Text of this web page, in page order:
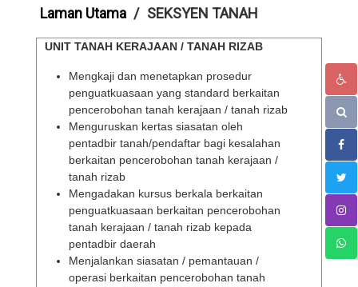
Laman Utama SEKSYEN TANAH
UNIT TANAH KERAJAAN / TANAH RIZAB
Mengkaji dan menetapkan prosedur
penguatkuasaan yang standard berkaitan
pencerobohan tanah kerajaan / tanah rizab
Menguruskan kertas siasatan oleh
pentadbir tanah/pendaftar bagi kesalahan
berkaitan pencerobohan tanah kerajaan /
tanah rizab
Mengadakan kursus berkala berkaitan
penguatkuasaan berkaitan pencerobohan
tanah kerajaan / tanah rizab kepada
pentadbir daerah
Menjalankan siasatan / pemantauan /
operasi berkaitan pencerobohan tanah